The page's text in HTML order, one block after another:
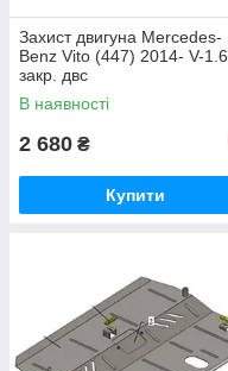
Захист двигуна Mercedes-
Benz Vito (447) 2014- V-1.6,
закр. двс
В наявності
2 680 ₴
Купити